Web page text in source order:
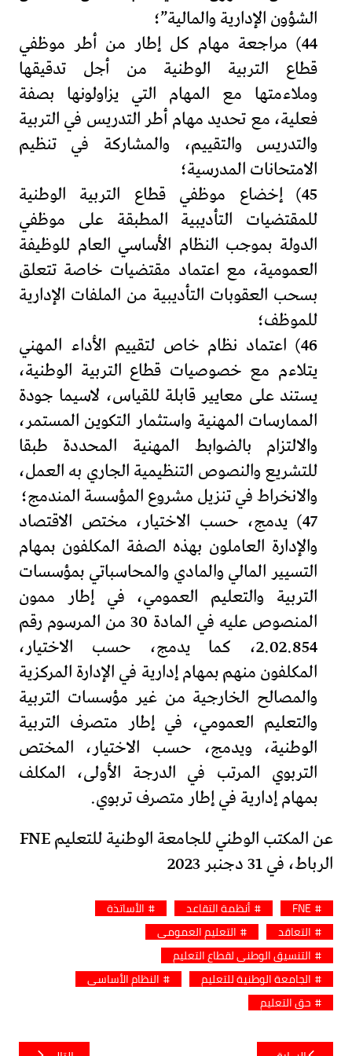
الشؤون الإدارية والمالية”؛
44) مراجعة مهام كل إطار من أطر موظفي
قطاع التربية الوطنية من أجل تدقيقها
وملاءمتها مع المهام التي يزاولونها بصفة
فعلية، مع تحديد مهام أطر التدريس في التربية
والتدريس والتقييم، والمشاركة في تنظيم
الامتحانات المدرسية؛
45) إخضاع موظفي قطاع التربية الوطنية
للمقتضيات التأديبية المطبقة على موظفي
الدولة بموجب النظام الأساسي العام للوظيفة
العمومية، مع اعتماد مقتضيات خاصة تتعلق
بسحب العقوبات التأديبية من الملفات الإدارية
للموظف؛
46) اعتماد نظام خاص لتقييم الأداء المهني
يتلاءم مع خصوصيات قطاع التربية الوطنية،
يستند على معايير قابلة للقياس، لاسيما جودة
الممارسات المهنية واستثمار التكوين المستمر،
والالتزام بالضوابط المهنية المحددة طبقا
للتشريع والنصوص التنظيمية الجاري به العمل،
والانخراط في تنزيل مشروع المؤسسة المندمج؛
47) يدمج، حسب الاختيار، مختص الاقتصاد
والإدارة العاملون بهذه الصفة المكلفون بمهام
التسيير المالي والمادي والمحاسباتي بمؤسسات
التربية والتعليم العمومي، في إطار ممون
المنصوص عليه في المادة 30 من المرسوم رقم
2.02.854، كما يدمج، حسب الاختيار،
المكلفون منهم بمهام إدارية في الإدارة المركزية
والمصالح الخارجية من غير مؤسسات التربية
والتعليم العمومي، في إطار متصرف التربية
الوطنية، ويدمج، حسب الاختيار، المختص
التربوي المرتب في الدرجة الأولى، المكلف
بمهام إدارية في إطار متصرف تربوي.
عن المكتب الوطني للجامعة الوطنية للتعليم FNE
الرباط، في 31 دجنبر 2023
FNE أنظمة التقاعد
الأساتذة
التعاقد
التعليم العمومي
التنسيق الوطني لقطاع التعليم
الجامعة الوطنية للتعليم
النظام الأساسي
حق التعليم
تصفّح